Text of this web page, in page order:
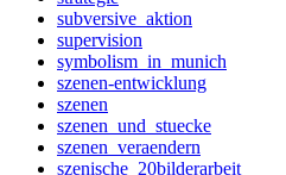
subversive_aktion
supervision
symbolism_in_munich
szenen-entwicklung
szenen
szenen_und_stuecke
szenen_veraendern
szenische_20bilderarbeit